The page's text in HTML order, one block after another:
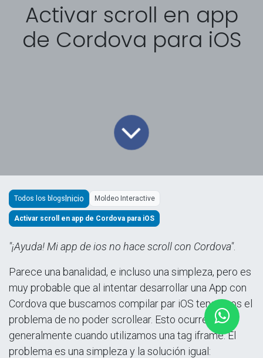
Activar scroll en app
de Cordova para iOS
Todos los blogs Moldeo Interactive
Activar scroll en app de Cordova para iOS
"¡Ayuda! Mi app de ios no hace scroll con Cordova".
Parece una banalidad, e incluso una simpleza, pero es
muy probable que al intentar desarrollar una App con
Cordova que buscamos compilar par iOS tengamos el
problema de no poder scrollear. Esto ocurre
generalmente cuando utilizamos una tag iframe. El
problema es una simpleza y la solución igual: